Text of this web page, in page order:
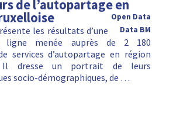
de l’autopartage en
Open Data
Data BM
les résultats d’une
ligne menée auprès de 2 180
services d’autopartage en région
Il dresse un portrait de leurs
socio-démographiques, de …